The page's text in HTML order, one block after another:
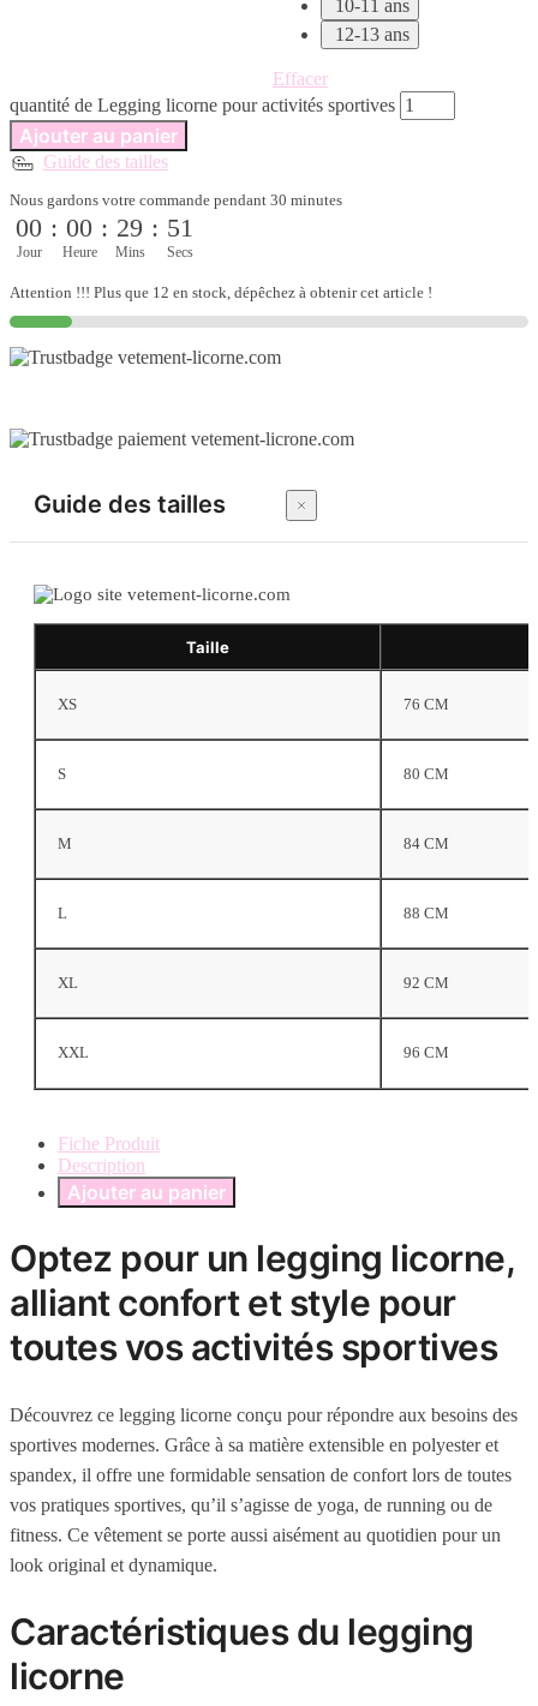
10-11 ans
12-13 ans
Effacer
quantité de Legging licorne pour activités sportives
Ajouter au panier
Guide des tailles
Nous gardons votre commande pendant 30 minutes
00
Jour
: 00
Heure
: 29
Mins
: 50
Secs
Attention !!! Plus que 12 en stock, dépêchez à obtenir cet article !
Guide des tailles
Taille
XS 76 CM
S 80 CM
M 84 CM
L 88 CM
XL 92 CM
XXL 96 CM
Fiche Produit
Description
Ajouter au panier
Optez pour un legging licorne,
alliant confort et style pour
toutes vos activités sportives
Découvrez ce legging licorne conçu pour répondre aux besoins des
sportives modernes. Grâce à sa matière extensible en polyester et
spandex, il offre une formidable sensation de confort lors de toutes
vos pratiques sportives, qu’il s’agisse de yoga, de running ou de
fitness. Ce vêtement se porte aussi aisément au quotidien pour un
look original et dynamique.
Caractéristiques du legging
licorne